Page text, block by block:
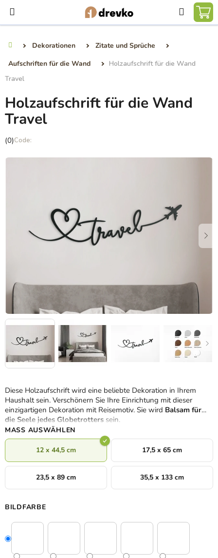
Inhalt
springen
Suchen
Dekorationen
Zitate und Sprüche
Aufschriften für die Wand
Holzaufschrift für die Wand
Travel
Diese Holzaufschrift wird eine beliebte Dekoration in Ihrem
Haushalt sein. Verschönern Sie Ihre Einrichtung mit dieser
einzigartigen Dekoration mit Reisemotiv. Sie wird Balsam für
die Seele jedes Globetrotters sein.
MASS AUSWÄHLEN
12 x 44,5 cm 17,5 x 65 cm
23,5 x 89 cm 35,5 x 133 cm
BILDFARBE
Holzaufschrift für die Wand
Travel
Die
Produktbewertung
(0)